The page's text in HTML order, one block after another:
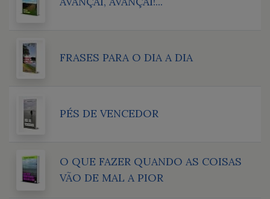
FRASES PARA O DIA A DIA
PÉS DE VENCEDOR
O QUE FAZER QUANDO AS COISAS
VÃO DE MAL A PIOR